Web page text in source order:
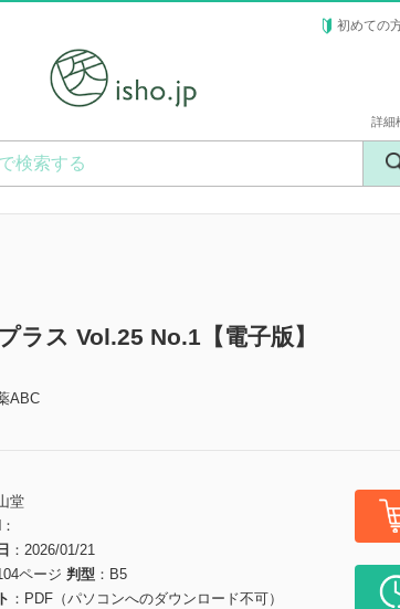
初めての
詳細
ラス Vol.25 No.1【電子版】
ABC
堂
2026/01/21
ページ 判型
B5
PDF（パソコンへのダウンロード不可）